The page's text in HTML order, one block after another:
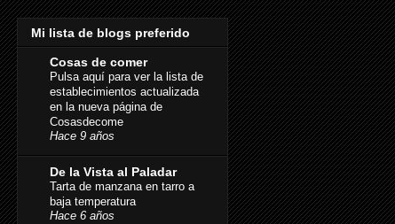
Mi lista de blogs preferido
Cosas de comer
Pulsa aquí para ver la lista de
establecimientos actualizada
en la nueva página de
Cosasdecome
Hace 9 años
De la Vista al Paladar
Tarta de manzana en tarro a
baja temperatura
Hace 6 años